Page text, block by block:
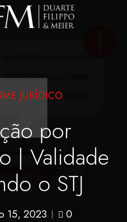
JURÍDICO
por
| Validade
o STJ
15, 2023 0